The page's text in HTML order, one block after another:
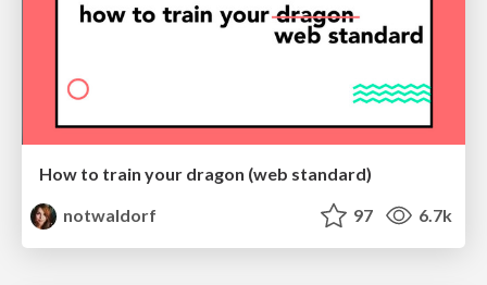
How to train your dragon (web standard)
notwaldorf
97 6.7k